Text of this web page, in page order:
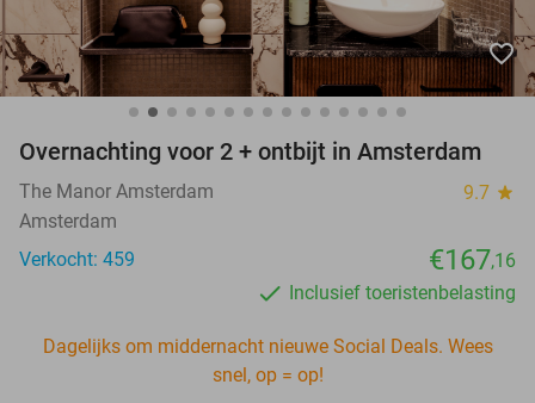
favorite_border
Overnachting voor 2 + ontbijt in Amsterdam
The Manor Amsterdam 9.7 star
Amsterdam
Verkocht: 459
€167,16
Inclusief toeristenbelasting
Dagelijks om middernacht nieuwe Social Deals. Wees
snel, op = op!